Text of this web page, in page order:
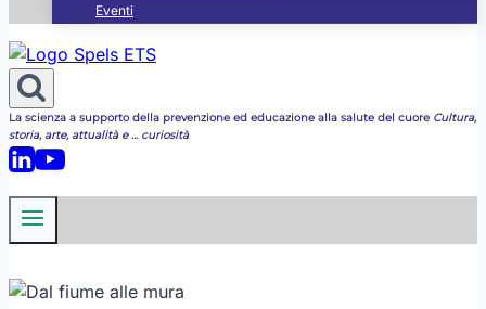
Eventi
La scienza a supporto della prevenzione ed educazione alla salute del cuore Cultura,
storia, arte, attualità e ... curiosità